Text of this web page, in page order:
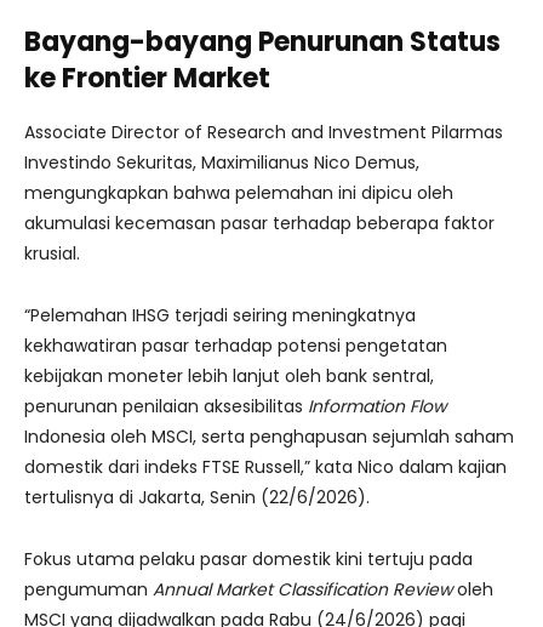
Bayang-bayang Penurunan Status
ke Frontier Market
Associate Director of Research and Investment Pilarmas
Investindo Sekuritas, Maximilianus Nico Demus,
mengungkapkan bahwa pelemahan ini dipicu oleh
akumulasi kecemasan pasar terhadap beberapa faktor
krusial.
“Pelemahan IHSG terjadi seiring meningkatnya
kekhawatiran pasar terhadap potensi pengetatan
kebijakan moneter lebih lanjut oleh bank sentral,
penurunan penilaian aksesibilitas Information Flow
Indonesia oleh MSCI, serta penghapusan sejumlah saham
domestik dari indeks FTSE Russell,” kata Nico dalam kajian
tertulisnya di Jakarta, Senin (22/6/2026).
Fokus utama pelaku pasar domestik kini tertuju pada
pengumuman Annual Market Classification Reviewoleh
MSCI yang dijadwalkan pada Rabu (24/6/2026) pagi